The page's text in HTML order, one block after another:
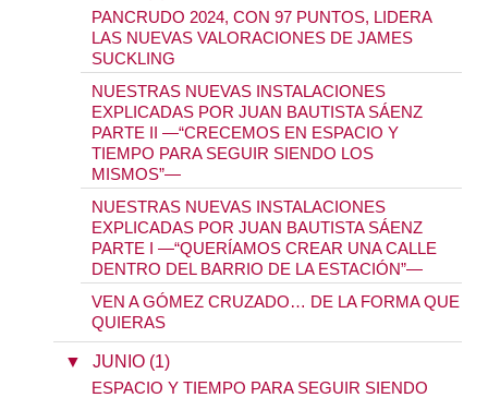
PANCRUDO 2024, CON 97 PUNTOS, LIDERA
LAS NUEVAS VALORACIONES DE JAMES
SUCKLING
NUESTRAS NUEVAS INSTALACIONES
EXPLICADAS POR JUAN BAUTISTA SÁENZ
PARTE II —“CRECEMOS EN ESPACIO Y
TIEMPO PARA SEGUIR SIENDO LOS
MISMOS”—
NUESTRAS NUEVAS INSTALACIONES
EXPLICADAS POR JUAN BAUTISTA SÁENZ
PARTE I —“QUERÍAMOS CREAR UNA CALLE
DENTRO DEL BARRIO DE LA ESTACIÓN”—
VEN A GÓMEZ CRUZADO… DE LA FORMA QUE
QUIERAS
▼ JUNIO (1)
ESPACIO Y TIEMPO PARA SEGUIR SIENDO